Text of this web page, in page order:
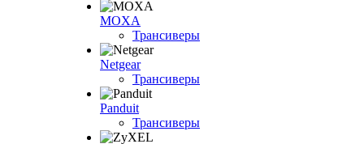
MOXA
Трансиверы
Netgear
Трансиверы
Panduit
Трансиверы